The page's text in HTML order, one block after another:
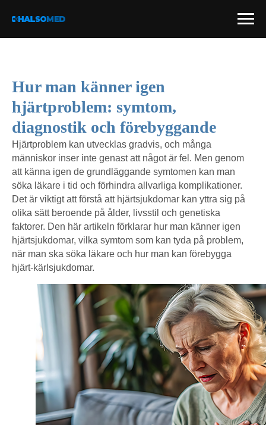
Hur man känner igen
hjärtproblem: symtom,
diagnostik och förebyggande
Hjärtproblem kan utvecklas gradvis, och många
människor inser inte genast att något är fel. Men genom
att känna igen de grundläggande symtomen kan man
söka läkare i tid och förhindra allvarliga komplikationer.
Det är viktigt att förstå att hjärtsjukdomar kan yttra sig på
olika sätt beroende på ålder, livsstil och genetiska
faktorer. Den här artikeln förklarar hur man känner igen
hjärtsjukdomar, vilka symtom som kan tyda på problem,
när man ska söka läkare och hur man kan förebygga
hjärt-kärlsjukdomar.